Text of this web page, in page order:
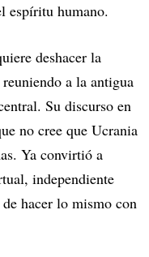
espíritu humano.
deshacer la
a la antigua
Su discurso en
no cree que Ucrania
Ya convirtió a
independiente
hacer lo mismo con